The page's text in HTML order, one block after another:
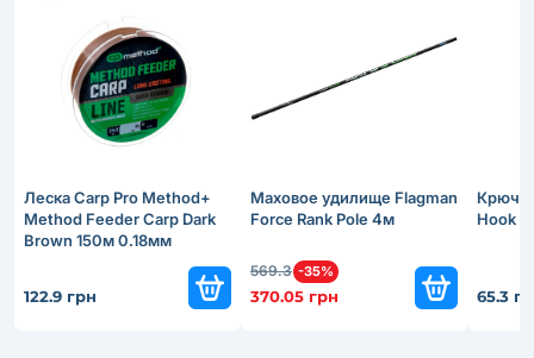
Леска Carp Pro Method+
Method Feeder Carp Dark
Brown 150м 0.18мм
122.9 грн
Маховое удилище Flagman
Force Rank Pole 4м
569.3 -35%
370.05 грн
Hook
65.3